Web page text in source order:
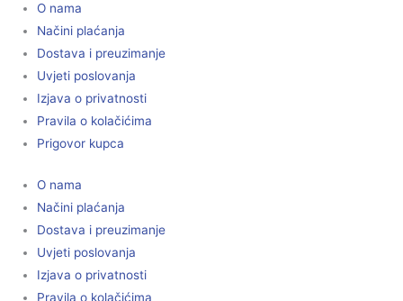
O nama
Načini plaćanja
Dostava i preuzimanje
Uvjeti poslovanja
Izjava o privatnosti
Pravila o kolačićima
Prigovor kupca
O nama
Načini plaćanja
Dostava i preuzimanje
Uvjeti poslovanja
Izjava o privatnosti
Pravila o kolačićima